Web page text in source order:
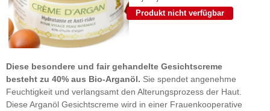
Diese besondere und fair gehandelte Gesichtscreme
besteht zu 40% aus Bio-Arganöl. Sie spendet angenehme
Feuchtigkeit und verlangsamt den Alterungsprozess der Haut.
Diese Arganöl Gesichtscreme wird in einer Frauenkooperative